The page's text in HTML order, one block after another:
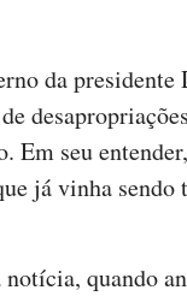
da
Em seu
já vinha sendo
quando